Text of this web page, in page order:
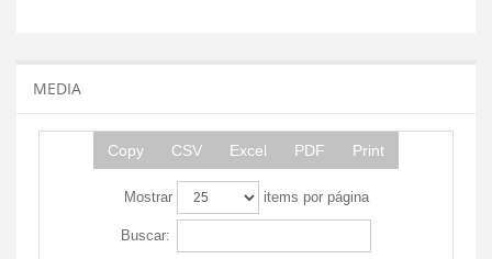
MEDIA
Copy CSV Excel PDF Print
Mostrar items por página
Buscar: